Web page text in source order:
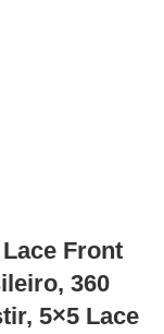
Front
360
5×5 Lace